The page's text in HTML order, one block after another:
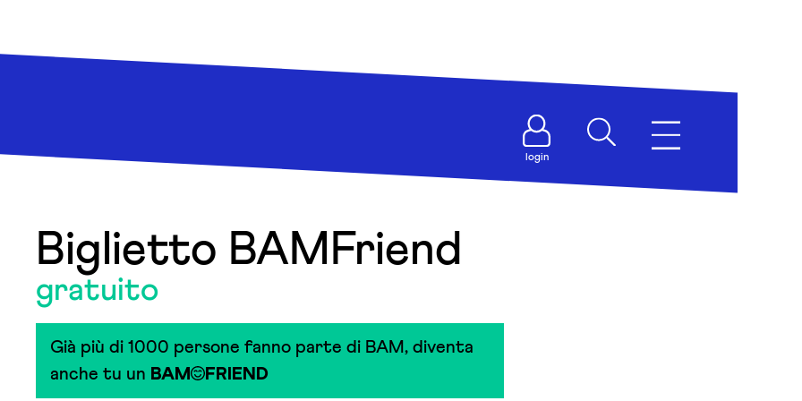
login
Biglietto BAMFriend
gratuito
Già più di 1000 persone fanno parte di BAM, diventa
anche tu un BAM FRIEND